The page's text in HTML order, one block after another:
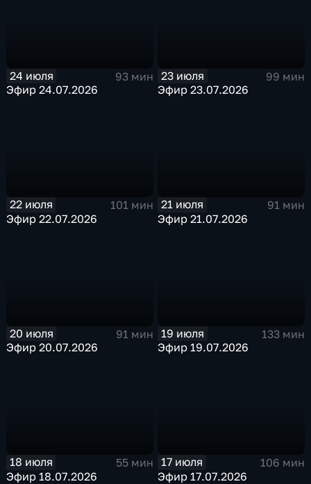
24 июля
93 мин
Эфир 24.07.2026
23 июля
99 мин
Эфир 23.07.2026
22 июля
101 мин
Эфир 22.07.2026
21 июля
91 мин
Эфир 21.07.2026
20 июля
91 мин
Эфир 20.07.2026
19 июля
133 мин
Эфир 19.07.2026
18 июля
55 мин
Эфир 18.07.2026
17 июля
106 мин
Эфир 17.07.2026